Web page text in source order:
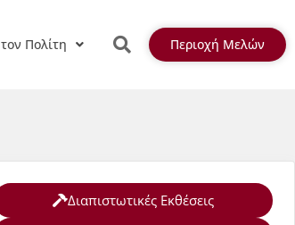
Πολίτη Περιοχή Μελών
Διαπιστωτικές Εκθέσεις